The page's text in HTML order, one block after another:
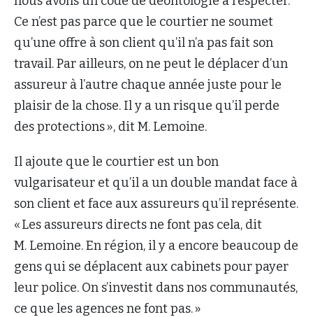
Ce n’est pas parce que le courtier ne soumet
qu’une offre à son client qu’il n’a pas fait son
travail. Par ailleurs, on ne peut le déplacer d’un
assureur à l’autre chaque année juste pour le
plaisir de la chose. Il y a un risque qu’il perde
des protections », dit M. Lemoine.
Il ajoute que le courtier est un bon
vulgarisateur et qu’il a un double mandat face à
son client et face aux assureurs qu’il représente.
« Les assureurs directs ne font pas cela, dit
M. Lemoine. En région, il y a encore beaucoup de
gens qui se déplacent aux cabinets pour payer
leur police. On s’investit dans nos communautés,
ce que les agences ne font pas. »